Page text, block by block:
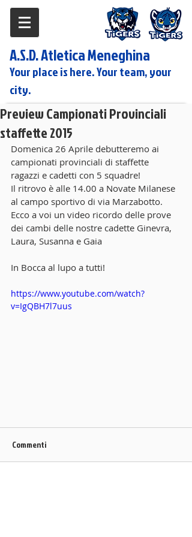
A.S.D. Atletica Meneghina
Your place is here. Your team, your
city.
Preview Campionati Provinciali
staffette 2015
Domenica 26 Aprile debutteremo ai
campionati provinciali di staffette
ragazzi e cadetti con 5 squadre!
Il ritrovo è alle 14.00 a Novate Milanese
al campo sportivo di via Marzabotto.
Ecco a voi un video ricordo delle prove
dei cambi delle nostre cadette Ginevra,
Laura, Susanna e Gaia
In Bocca al lupo a tutti!
https://www.youtube.com/watch?
v=IgQBH7l7uus
Commenti